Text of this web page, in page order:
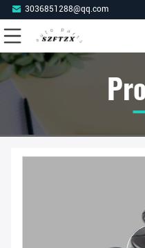
3036851288@qq.com